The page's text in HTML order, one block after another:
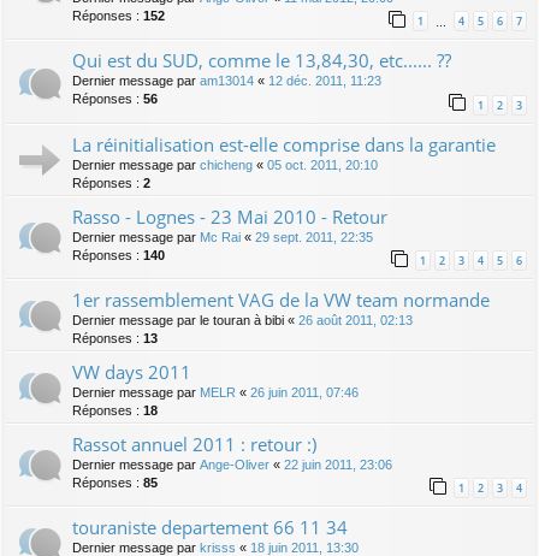
Réponses : 152 1 … 4 5 6 7
Qui est du SUD, comme le 13,84,30, etc...... ??
Dernier message par am13014 « 12 déc. 2011, 11:23
Réponses : 56 1 2 3
La réinitialisation est-elle comprise dans la garantie
Dernier message par chicheng « 05 oct. 2011, 20:10
Réponses : 2
Rasso - Lognes - 23 Mai 2010 - Retour
Dernier message par Mc Rai « 29 sept. 2011, 22:35
Réponses : 140 1 2 3 4 5 6
1er rassemblement VAG de la VW team normande
Dernier message par le touran à bibi « 26 août 2011, 02:13
Réponses : 13
VW days 2011
Dernier message par MELR « 26 juin 2011, 07:46
Réponses : 18
Rassot annuel 2011 : retour :)
Dernier message par Ange-Oliver « 22 juin 2011, 23:06
Réponses : 85 1 2 3 4
touraniste departement 66 11 34
Dernier message par krisss « 18 juin 2011, 13:30